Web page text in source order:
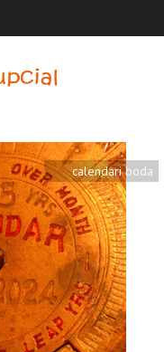
calendari boda